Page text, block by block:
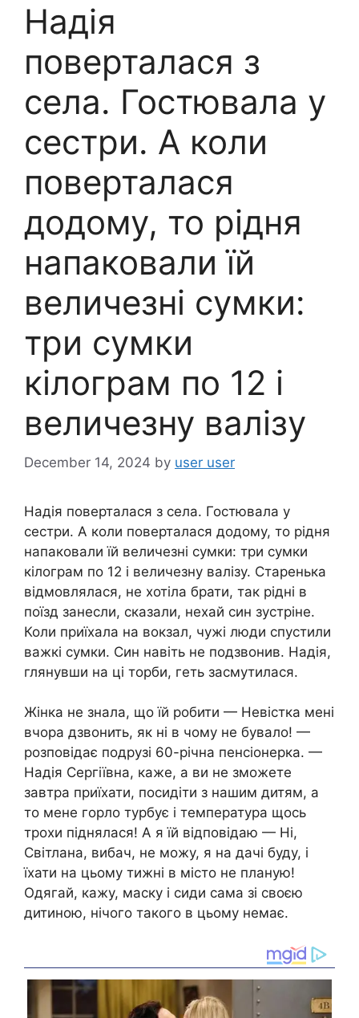
Надія
поверталася з
села. Гостювала у
сестри. А коли
поверталася
додому, то рідня
напаковали їй
величезні сумки:
три сумки
кілограм по 12 і
величезну валізу
December 14, 2024 by user user
Надія поверталася з села. Гостювала у
сестри. А коли поверталася додому, то рідня
напаковали їй величезні сумки: три сумки
кілограм по 12 і величезну валізу. Старенька
відмовлялася, не хотіла брати, так рідні в
поїзд занесли, сказали, нехай син зустріне.
Коли приїхала на вокзал, чужі люди спустили
важкі сумки. Син навіть не подзвонив. Надія,
глянувши на ці торби, геть засмутилася.
Жінка не знала, що їй робити — Невістка мені
вчора дзвонить, як ні в чому не бувало! —
розповідає подрузі 60-річна пенсіонерка. —
Надія Сергіївна, каже, а ви не зможете
завтра приїхати, посидіти з нашим дитям, а
то мене горло турбує і температура щось
трохи піднялася! А я їй відповідаю — Ні,
Світлана, вибач, не можу, я на дачі буду, і
їхати на цьому тижні в місто не планую!
Одягай, кажу, маску і сиди сама зі своєю
дитиною, нічого такого в цьому немає.